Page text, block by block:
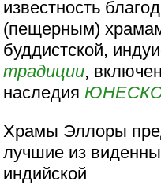
известность
(пещерным)
буддистской,
традиции,
наследия
Храмы Эллоры
лучшие из
индийской